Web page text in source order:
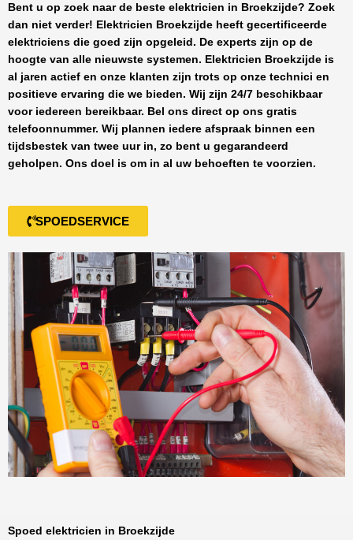
Bent u op zoek naar de beste elektricien in Broekzijde? Zoek
dan niet verder! Elektricien Broekzijde heeft gecertificeerde
elektriciens die goed zijn opgeleid. De experts zijn op de
hoogte van alle nieuwste systemen. Elektricien Broekzijde is
al jaren actief en onze klanten zijn trots op onze technici en
positieve ervaring die we bieden. Wij zijn 24/7 beschikbaar
voor iedereen bereikbaar. Bel ons direct op ons gratis
telefoonnummer. Wij plannen iedere afspraak binnen een
tijdsbestek van twee uur in, zo bent u gegarandeerd
geholpen. Ons doel is om in al uw behoeften te voorzien.
SPOEDSERVICE
Spoed elektricien in Broekzijde